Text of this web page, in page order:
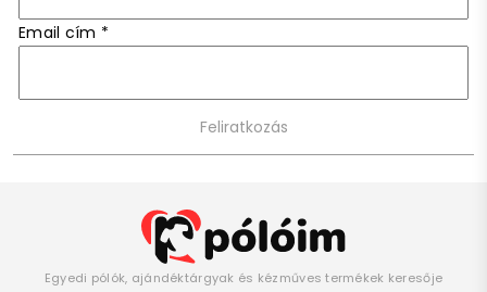
Email cím *
Egyedi pólók, ajándéktárgyak és kézműves termékek keresője